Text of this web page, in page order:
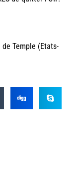
Temple (Etats-